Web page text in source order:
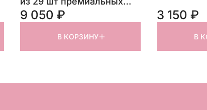
красных роз
9 050 ₽
В КОРЗИНУ
3 150 ₽
В